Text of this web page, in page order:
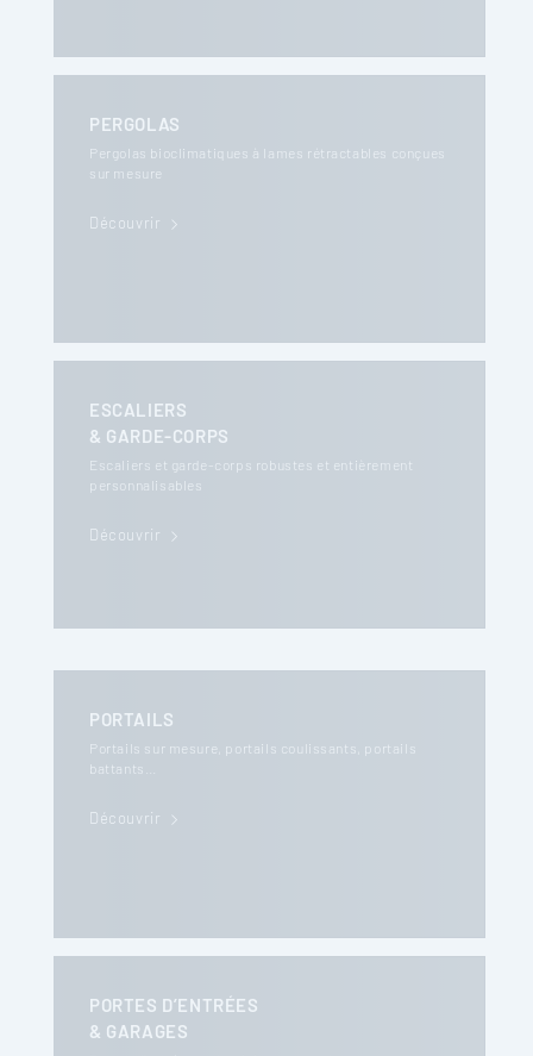
PERGOLAS
Pergolas bioclimatiques à lames rétractables conçues
sur mesure
Découvrir
ESCALIERS
& GARDE-CORPS
Escaliers et garde-corps robustes et entièrement
personnalisables
Découvrir
PORTAILS
Portails sur mesure, portails coulissants, portails
battants…
Découvrir
PORTES D’ENTRÉES
& GARAGES